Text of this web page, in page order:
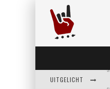
UITGELICHT